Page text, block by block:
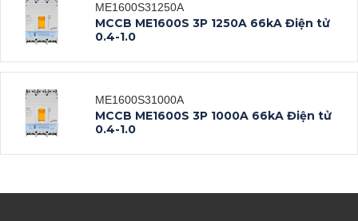
Datasheet
Xem tất cả
ME1600S31250A
MCCB ME1600S 3P 1250A 66kA Điện tử
0.4-1.0
Datasheet
Xem tất cả
ME1600S31000A
MCCB ME1600S 3P 1000A 66kA Điện tử
0.4-1.0
Datasheet